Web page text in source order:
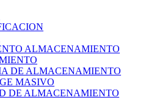
ALMACENAMIENTO
DE ALMACENAMIENTO
MASIVO
DE ALMACENAMIENTO